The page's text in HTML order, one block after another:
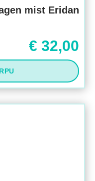
mist Eridan
€ 32,00